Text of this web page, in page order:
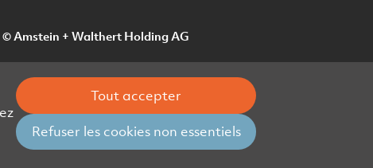
© Amstein + Walthert Holding AG
Tout accepter
Refuser les cookies non essentiels